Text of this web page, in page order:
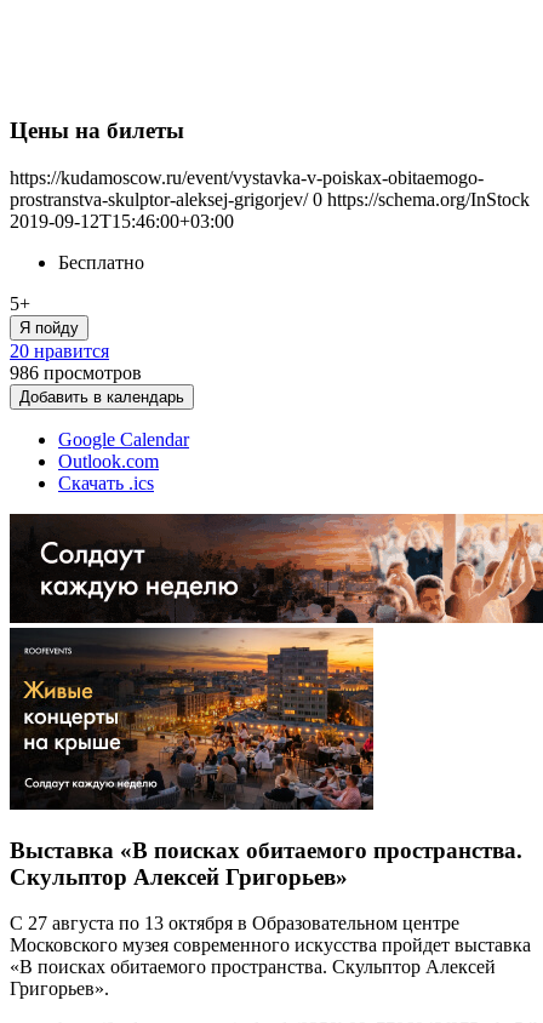
Цены на билеты
https://kudamoscow.ru/event/vystavka-v-poiskax-obitaemogo-
prostranstva-skulptor-aleksej-grigorjev/ 0 https://schema.org/InStock
2019-09-12T15:46:00+03:00
Бесплатно
5+
Я пойду
20 нравится
986 просмотров
Добавить в календарь
Google Calendar
Outlook.com
Скачать .ics
Выставка «В поисках обитаемого пространства.
Скульптор Алексей Григорьев»
C 27 августа по 13 октября в Образовательном центре
Московского музея современного искусства пройдет выставка
«В поисках обитаемого пространства. Скульптор Алексей
Григорьев».